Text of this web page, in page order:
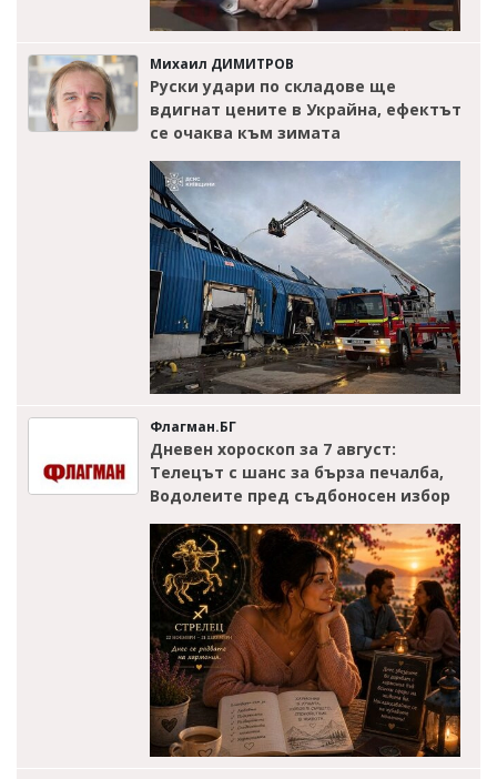
Михаил ДИМИТРОВ
Руски удари по складове ще
вдигнат цените в Украйна, ефектът
се очаква към зимата
Флагман.БГ
Дневен хороскоп за 7 август:
Телецът с шанс за бърза печалба,
Водолеите пред съдбоносен избор